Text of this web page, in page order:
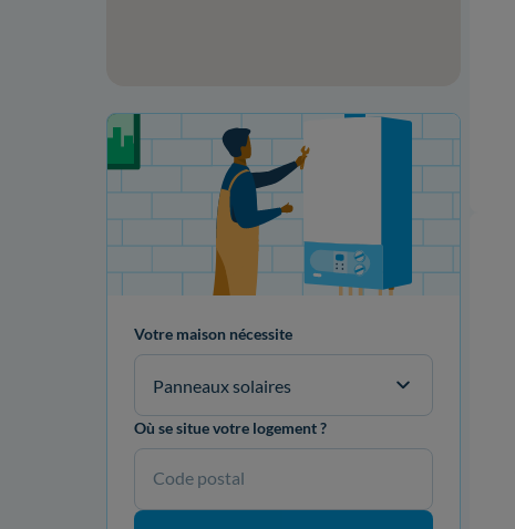
Votre projet de rénovation
Votre maison nécessite
Panneaux solaires
Où se situe votre logement ?
Code postal
Onduleurs Onduleurs